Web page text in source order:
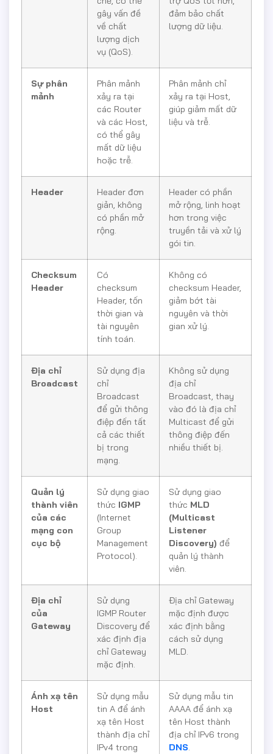
gây vấn đề
về chất
lượng dịch
vụ (QoS).
đảm bảo chất
lượng dữ liệu.
Sự phân
mảnh
Phân mảnh
xảy ra tại
các Router
và các Host,
có thể gây
mất dữ liệu
hoặc trễ.
Phân mảnh chỉ
xảy ra tại Host,
giúp giảm mất dữ
liệu và trễ.
Header
Header đơn
giản, không
có phần mở
rộng.
Header có phần
mở rộng, linh hoạt
hơn trong việc
truyền tải và xử lý
gói tin.
Checksum
Header
Có
checksum
Header, tốn
thời gian và
tài nguyên
tính toán.
Không có
checksum Header,
giảm bớt tài
nguyên và thời
gian xử lý.
Địa chỉ
Broadcast
Sử dụng địa
chỉ
Broadcast
để gửi thông
điệp đến tất
cả các thiết
bị trong
mạng.
Không sử dụng
địa chỉ
Broadcast, thay
vào đó là địa chỉ
Multicast để gửi
thông điệp đến
nhiều thiết bị.
Quản lý
thành viên
của các
mạng con
cục bộ
Sử dụng giao
thức IGMP
(Internet
Group
Management
Protocol).
Sử dụng giao
thức MLD
(Multicast
Listener
Discovery) để
quản lý thành
viên.
Địa chỉ
của
Gateway
Sử dụng
IGMP Router
Discovery để
xác định địa
chỉ Gateway
mặc định.
Địa chỉ Gateway
mặc định được
xác định bằng
cách sử dụng
MLD.
Ánh xạ tên
Host
Sử dụng mẫu
tin A để ánh
xạ tên Host
thành địa chỉ
IPv4 trong
Sử dụng mẫu tin
AAAA để ánh xạ
tên Host thành
địa chỉ IPv6 trong
DNS.